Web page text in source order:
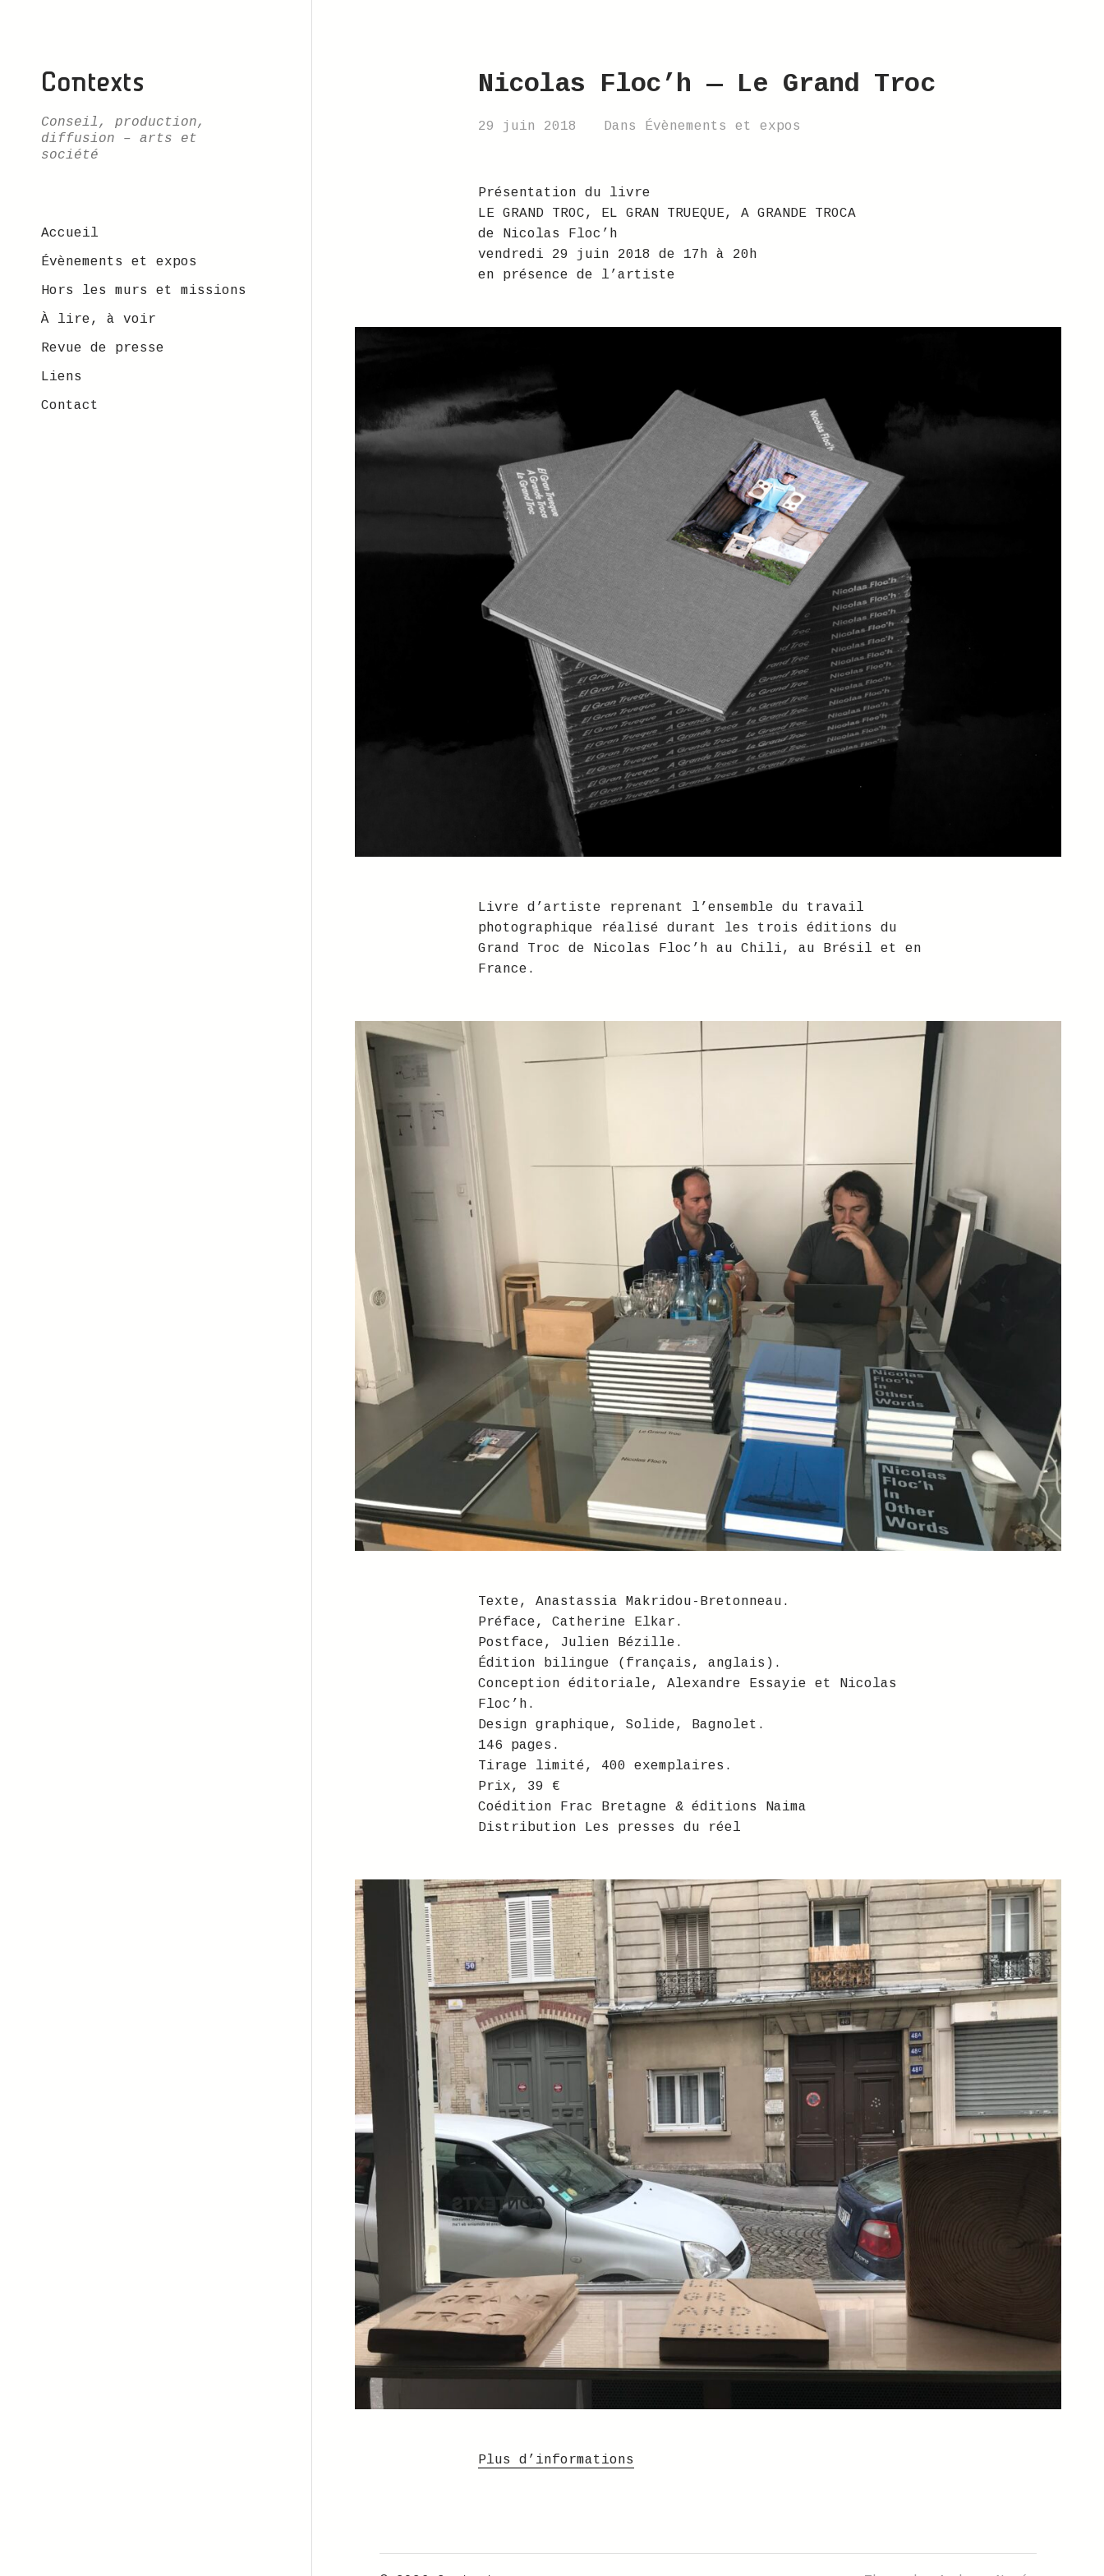
Contexts
Conseil, production,
diffusion – arts et
société
Accueil
Évènements et expos
Hors les murs et missions
À lire, à voir
Revue de presse
Liens
Contact
Nicolas Floc’h — Le Grand Troc
29 juin 2018 Dans Évènements et expos
Présentation du livre
LE GRAND TROC, EL GRAN TRUEQUE, A GRANDE TROCA
de Nicolas Floc’h
vendredi 29 juin 2018 de 17h à 20h
en présence de l’artiste
Livre d’artiste reprenant l’ensemble du travail
photographique réalisé durant les trois éditions du
Grand Troc de Nicolas Floc’h au Chili, au Brésil et en
France.
Texte, Anastassia Makridou-Bretonneau.
Préface, Catherine Elkar.
Postface, Julien Bézille.
Édition bilingue (français, anglais).
Conception éditoriale, Alexandre Essayie et Nicolas
Floc’h.
Design graphique, Solide, Bagnolet.
146 pages.
Tirage limité, 400 exemplaires.
Prix, 39 €
Coédition Frac Bretagne & éditions Naima
Distribution Les presses du réel
Plus d’informations